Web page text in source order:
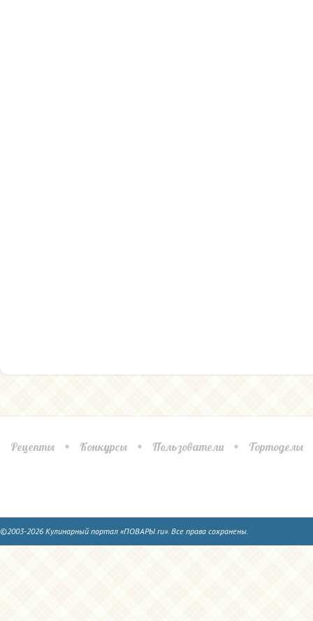
Рецепты Конкурсы Пользователи Тортоделы
©2003-2026 Кулинарный портал «ПОВАРЫ.ru». Все права сохранены.